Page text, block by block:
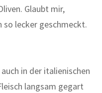
Glaubt mir,
so lecker geschmeckt.
in der italienischen
langsam gegart